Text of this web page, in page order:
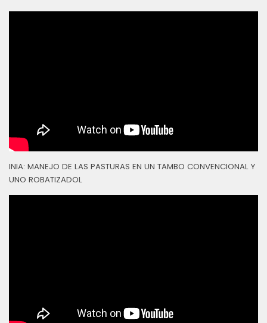
INIA: MANEJO DE LAS PASTURAS EN UN TAMBO CONVENCIONAL Y
UNO ROBATIZADOL